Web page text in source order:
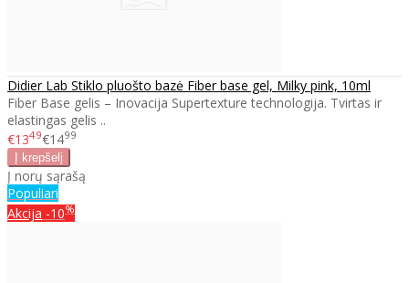
Didier Lab Stiklo pluošto bazė Fiber base gel, Milky pink, 10ml
Fiber Base gelis – Inovacija Supertexture technologija. Tvirtas ir
elastingas gelis ..
€1349€1499
Į norų sąrašą
Populiari
Akcija -10%